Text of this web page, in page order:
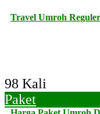
Travel Umroh
98 Kali
Paket